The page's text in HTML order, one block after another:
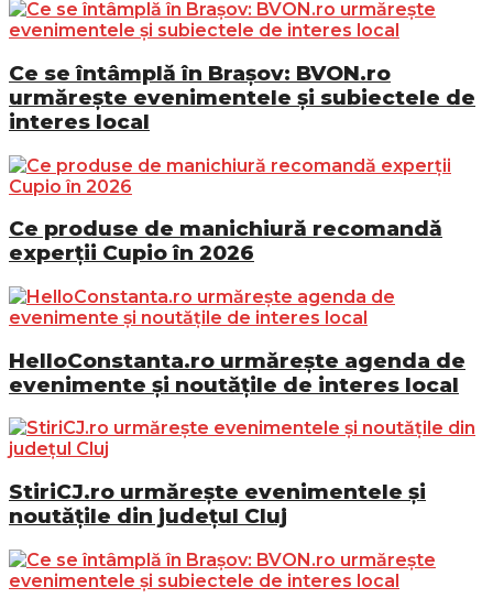
Ce se întâmplă în Brașov: BVON.ro
urmărește evenimentele și subiectele de
interes local
Ce produse de manichiură recomandă
experții Cupio în 2026
HelloConstanta.ro urmărește agenda de
evenimente și noutățile de interes local
StiriCJ.ro urmărește evenimentele și
noutățile din județul Cluj